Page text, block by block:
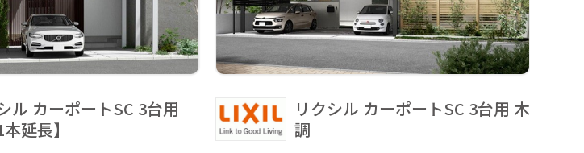
ル カーポートSC 3台用
本延長】
リクシル カーポートSC 3台用 木
調